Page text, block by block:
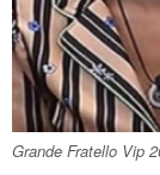
Grande Fratello Vip